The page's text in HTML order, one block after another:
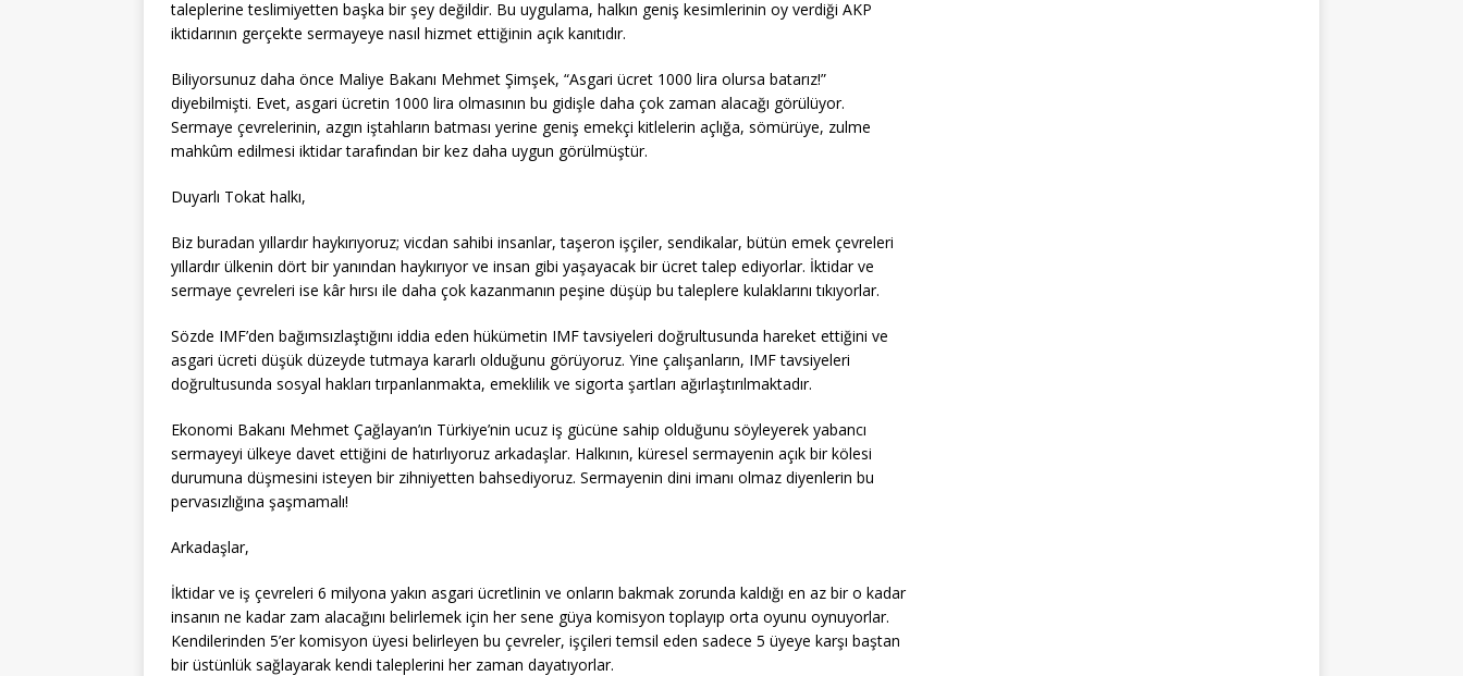
taleplerine teslimiyetten başka bir şey değildir. Bu uygulama, halkın geniş kesimlerinin oy verdiği AKP
iktidarının gerçekte sermayeye nasıl hizmet ettiğinin açık kanıtıdır.
Biliyorsunuz daha önce Maliye Bakanı Mehmet Şimşek, “Asgari ücret 1000 lira olursa batarız!”
diyebilmişti. Evet, asgari ücretin 1000 lira olmasının bu gidişle daha çok zaman alacağı görülüyor.
Sermaye çevrelerinin, azgın iştahların batması yerine geniş emekçi kitlelerin açlığa, sömürüye, zulme
mahkûm edilmesi iktidar tarafından bir kez daha uygun görülmüştür.
Duyarlı Tokat halkı,
Biz buradan yıllardır haykırıyoruz; vicdan sahibi insanlar, taşeron işçiler, sendikalar, bütün emek çevreleri
yıllardır ülkenin dört bir yanından haykırıyor ve insan gibi yaşayacak bir ücret talep ediyorlar. İktidar ve
sermaye çevreleri ise kâr hırsı ile daha çok kazanmanın peşine düşüp bu taleplere kulaklarını tıkıyorlar.
Sözde IMF’den bağımsızlaştığını iddia eden hükümetin IMF tavsiyeleri doğrultusunda hareket ettiğini ve
asgari ücreti düşük düzeyde tutmaya kararlı olduğunu görüyoruz. Yine çalışanların, IMF tavsiyeleri
doğrultusunda sosyal hakları tırpanlanmakta, emeklilik ve sigorta şartları ağırlaştırılmaktadır.
Ekonomi Bakanı Mehmet Çağlayan’ın Türkiye’nin ucuz iş gücüne sahip olduğunu söyleyerek yabancı
sermayeyi ülkeye davet ettiğini de hatırlıyoruz arkadaşlar. Halkının, küresel sermayenin açık bir kölesi
durumuna düşmesini isteyen bir zihniyetten bahsediyoruz. Sermayenin dini imanı olmaz diyenlerin bu
pervasızlığına şaşmamalı!
Arkadaşlar,
İktidar ve iş çevreleri 6 milyona yakın asgari ücretlinin ve onların bakmak zorunda kaldığı en az bir o kadar
insanın ne kadar zam alacağını belirlemek için her sene güya komisyon toplayıp orta oyunu oynuyorlar.
Kendilerinden 5’er komisyon üyesi belirleyen bu çevreler, işçileri temsil eden sadece 5 üyeye karşı baştan
bir üstünlük sağlayarak kendi taleplerini her zaman dayatıyorlar.